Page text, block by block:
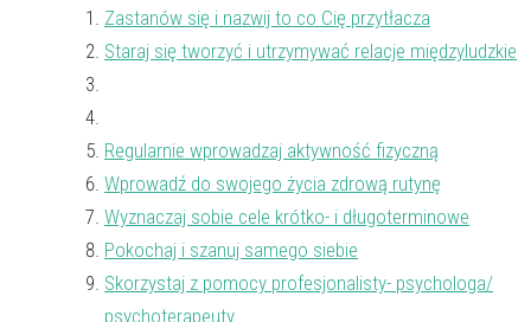
Zastanów się i nazwij to co Cię przytłacza
Staraj się tworzyć i utrzymywać relacje międzyludzkie
Regularnie wprowadzaj aktywność fizyczną
Wprowadź do swojego życia zdrową rutynę
Wyznaczaj sobie cele krótko- i długoterminowe
Pokochaj i szanuj samego siebie
Skorzystaj z pomocy profesjonalisty- psychologa/
psychoterapeuty